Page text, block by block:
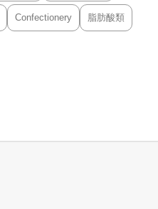
Confectionery 脂肪酸類